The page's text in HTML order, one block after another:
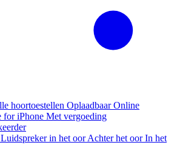
hoortoestellen OplaadbaarOnline
for iPhone Met vergoeding
Luidspreker in het oorAchter het oorIn het